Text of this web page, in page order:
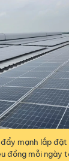
mạnh lắp
đồng mỗi ngày